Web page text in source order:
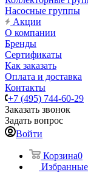
Насосные группы
Акции
О компании
Бренды
Сертификаты
Как заказать
Оплата и доставка
Контакты
+7 (495) 744-60-29
Заказать звонок
Задать вопрос
Войти
Корзина0